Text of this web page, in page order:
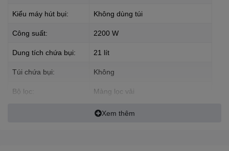
Kiểu máy hút bụi: Không dùng túi
Công suất: 2200 W
Dung tích chứa bụi: 21 lít
Túi chứa bụi: Không
Bộ lọc: Màng lọc vải
Không
Xem thêm